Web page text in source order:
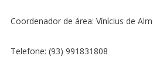
Coordenador de área: Vínícius de
Telefone: (93) 991831808